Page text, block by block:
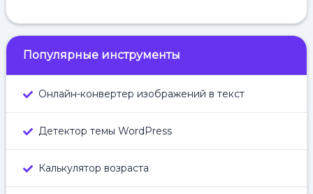
Популярные инструменты
Онлайн-конвертер изображений в текст
Детектор темы WordPress
Калькулятор возраста